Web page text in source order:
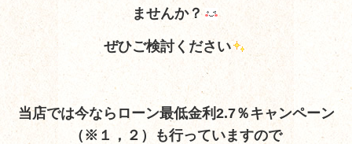
ませんか？
ぜひご検討ください
当店では今ならローン最低金利2.7％キャンペーン
（※１，２）も行っていますので